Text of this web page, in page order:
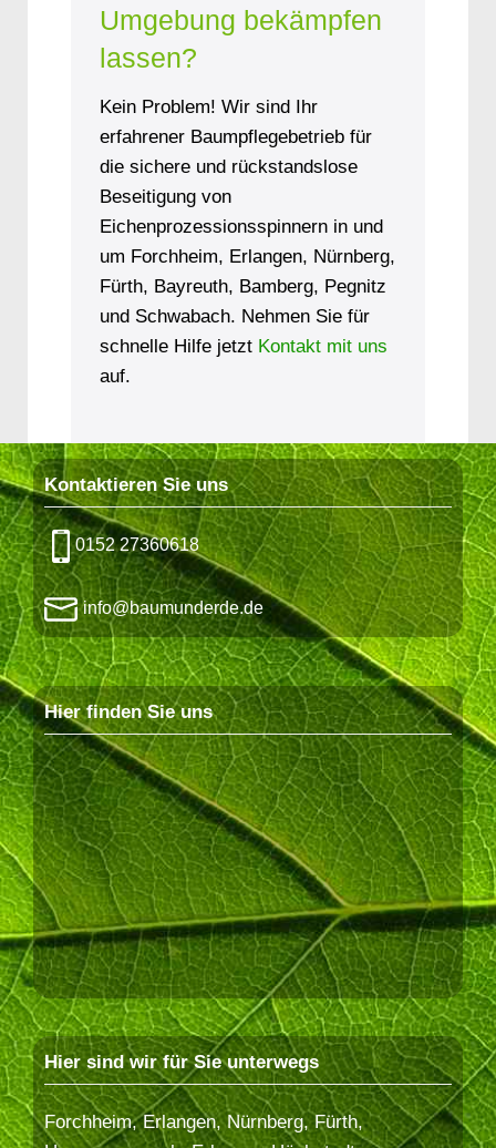
Umgebung bekämpfen
lassen?
Kein Problem! Wir sind Ihr
erfahrener Baumpflegebetrieb für
die sichere und rückstandslose
Beseitigung von
Eichenprozessionsspinnern in und
um Forchheim, Erlangen, Nürnberg,
Fürth, Bayreuth, Bamberg, Pegnitz
und Schwabach. Nehmen Sie für
schnelle Hilfe jetzt Kontakt mit uns
auf.
Kontaktieren Sie uns
0152 27360618
info@baumunderde.de
Hier finden Sie uns
Hier sind wir für Sie unterwegs
Forchheim, Erlangen, Nürnberg, Fürth,